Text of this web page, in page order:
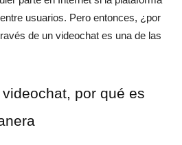
usuarios. Pero entonces, ¿por
de un videochat es una de las
por qué es